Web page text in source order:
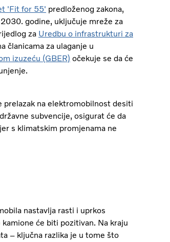
'Fit for 55' predloženog zakona,
godine, uključuje mreže za
za Uredbu o infrastrukturi za
članicama za ulaganje u
izuzeću (GBER) očekuje se da će
prelazak na elektromobilnost desiti
subvencije, osigurat će da
s klimatskim promjenama ne
nastavlja rasti i uprkos
će biti pozitivan. Na kraju
– ključna razlika je u tome što